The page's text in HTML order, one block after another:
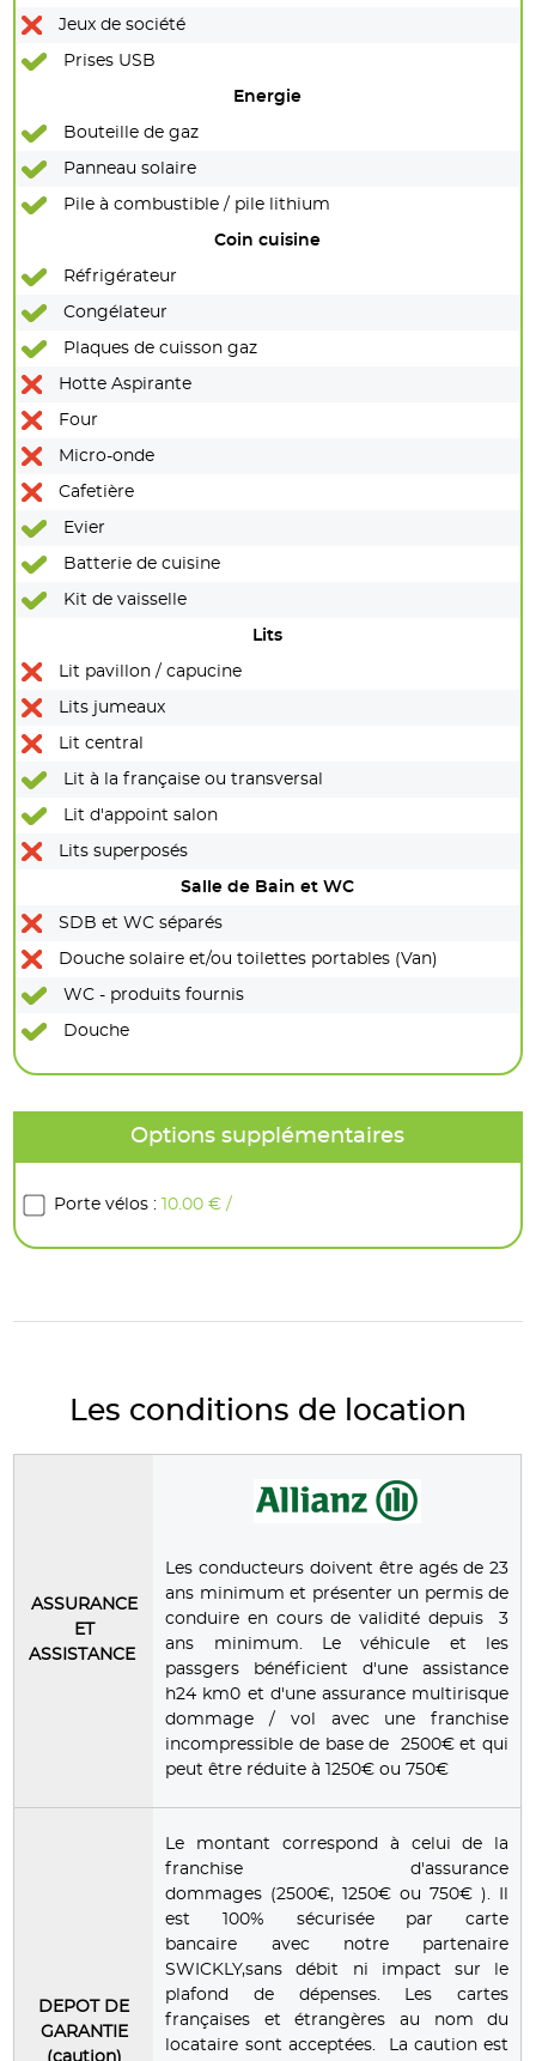
Jeux de société
Prises USB
Energie
Bouteille de gaz
Panneau solaire
Pile à combustible / pile lithium
Coin cuisine
Réfrigérateur
Congélateur
Plaques de cuisson gaz
Hotte Aspirante
Four
Micro-onde
Cafetière
Evier
Batterie de cuisine
Kit de vaisselle
Lits
Lit pavillon / capucine
Lits jumeaux
Lit central
Lit à la française ou transversal
Lit d'appoint salon
Lits superposés
Salle de Bain et WC
SDB et WC séparés
Douche solaire et/ou toilettes portables (Van)
WC - produits fournis
Douche
Options supplémentaires
Porte vélos :10.00 € /
jour
Les conditions de location
ASSURANCE
ET
ASSISTANCE
Les conducteurs doivent être agés de 23
ans minimum et présenter un permis de
conduire en cours de validité depuis 3
ans minimum. Le véhicule et les
passgers bénéficient d'une assistance
h24 km0 et d'une assurance multirisque
dommage / vol avec une franchise
incompressible de base de 2500€ et qui
peut être réduite à 1250€ ou 750€
DEPOT DE
GARANTIE
(caution)
Le montant correspond à celui de la
franchise d'assurance
dommages (2500€, 1250€ ou 750€ ). Il
est 100% sécurisée par carte
bancaire avec notre partenaire
SWICKLY,sans débit ni impact sur le
plafond de dépenses. Les cartes
françaises et étrangères au nom du
locataire sont acceptées. La caution est